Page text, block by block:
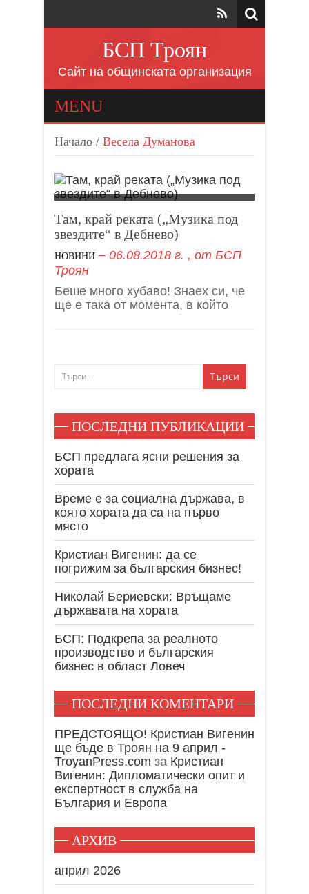
БСП Троян
Сайт на общинската организация
MENU
Начало / Весела Думанова
Там, край реката („Музика под
звездите“ в Дебнево)
НОВИНИ 06.08.2018 г. , от БСП
Троян
Беше много хубаво! Знаех си, че
ще е така от момента, в който
ПОСЛЕДНИ ПУБЛИКАЦИИ
БСП предлага ясни решения за
хората
Време е за социална държава, в
която хората да са на първо
място
Кристиан Вигенин: да се
погрижим за българския бизнес!
Николай Бериевски: Връщаме
държавата на хората
БСП: Подкрепа за реалното
производство и българския
бизнес в област Ловеч
ПОСЛЕДНИ КОМЕНТАРИ
ПРЕДСТОЯЩО! Кристиан Вигенин
ще бъде в Троян на 9 април -
TroyanPress.com за Кристиан
Вигенин: Дипломатически опит и
експертност в служба на
България и Европа
АРХИВ
април 2026